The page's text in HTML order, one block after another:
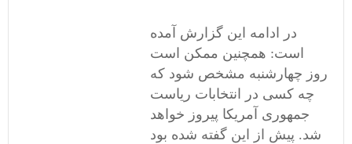
در ادامه این گزارش آمده
است: همچنین ممکن است
روز چهارشنبه مشخص شود که
چه کسی در انتخابات ریاست
جمهوری آمریکا پیروز خواهد
شد. پیش از این گفته شده بود